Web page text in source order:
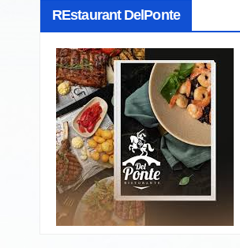
REstaurant DelPonte